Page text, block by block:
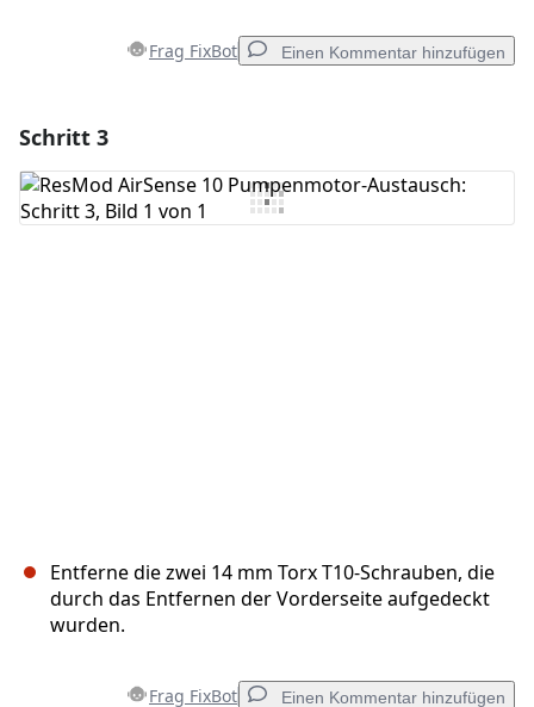
Frag FixBot Einen Kommentar hinzufügen
Kommentar hinzufügen
Schritt 3
Entferne die zwei 14 mm Torx T10-Schrauben, die
durch das Entfernen der Vorderseite aufgedeckt
wurden.
Frag FixBot Einen Kommentar hinzufügen